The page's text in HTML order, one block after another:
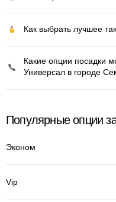
Как выбрать лучшее
Какие опции посадки
Универсал в городе
Популярные опции
Эконом
Vip